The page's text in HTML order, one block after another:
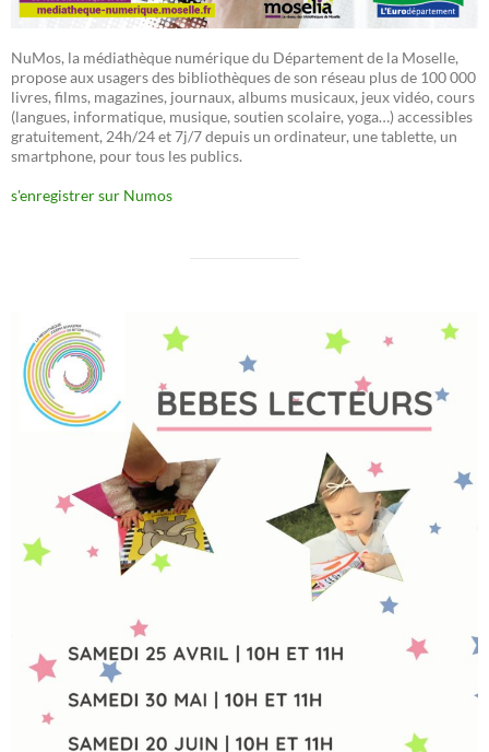
NuMos, la médiathèque numérique du Département de la Moselle,
propose aux usagers des bibliothèques de son réseau plus de 100 000
livres, films, magazines, journaux, albums musicaux, jeux vidéo, cours
(langues, informatique, musique, soutien scolaire, yoga…) accessibles
gratuitement, 24h/24 et 7j/7 depuis un ordinateur, une tablette, un
smartphone, pour tous les publics.
s'enregistrer sur Numos